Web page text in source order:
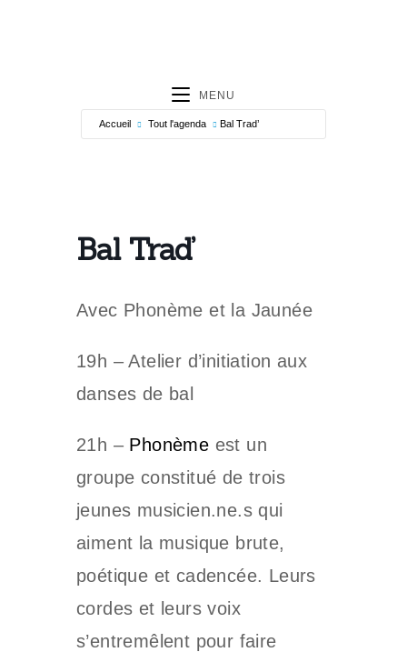
MENU
Accueil Tout l'agenda Bal Trad’
Bal Trad’
Avec Phonème et la Jaunée
19h – Atelier d’initiation aux
danses de bal
21h – Phonème est un
groupe constitué de trois
jeunes musicien.ne.s qui
aiment la musique brute,
poétique et cadencée. Leurs
cordes et leurs voix
s’entremêlent pour faire